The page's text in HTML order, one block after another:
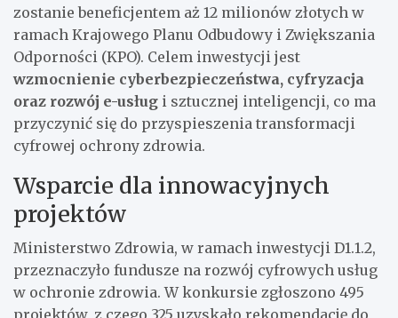
zostanie beneficjentem aż 12 milionów złotych w
ramach Krajowego Planu Odbudowy i Zwiększania
Odporności (KPO). Celem inwestycji jest
wzmocnienie cyberbezpieczeństwa, cyfryzacja
oraz rozwój e-usług i sztucznej inteligencji, co ma
przyczynić się do przyspieszenia transformacji
cyfrowej ochrony zdrowia.
Wsparcie dla innowacyjnych
projektów
Ministerstwo Zdrowia, w ramach inwestycji D1.1.2,
przeznaczyło fundusze na rozwój cyfrowych usług
w ochronie zdrowia. W konkursie zgłoszono 495
projektów, z czego 325 uzyskało rekomendację do